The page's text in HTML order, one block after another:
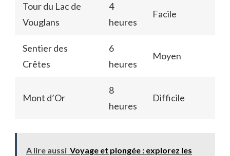
Tour du Lac de
Vouglans
4
heures
Facile
Sentier des
Crêtes
6
heures
Moyen
Mont d’Or
8
heures
Difficile
A lire aussi Voyage et plongée : explorez les